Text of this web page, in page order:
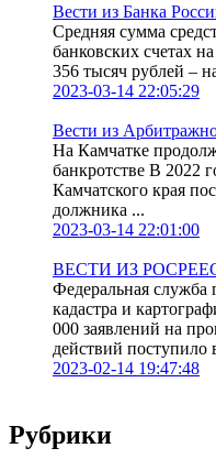
Вести из Банка
Средняя сумма
банковских счетах
356 тысяч рублей –
2023-03-14 22:05:29
Вести из
На Камчатке
банкротстве В 2022
Камчатского края
должника ...
2023-03-14 22:01:00
ВЕСТИ ИЗ
Федеральная служба
кадастра и
000 заявлений на
действий поступило
2023-02-14 19:47:48
Рубрики